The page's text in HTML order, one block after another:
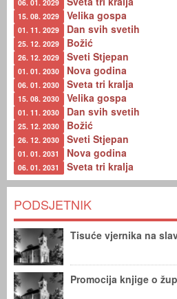
06. 01. 2029
15. 08. 2029 Velika gospa
01. 11. 2029 Dan svih svetih
25. 12. 2029 Božić
26. 12. 2029 Sveti Stjepan
01. 01. 2030 Nova godina
06. 01. 2030 Sveta tri kralja
15. 08. 2030 Velika gospa
01. 11. 2030 Dan svih svetih
25. 12. 2030 Božić
26. 12. 2030 Sveti Stjepan
01. 01. 2031 Nova godina
06. 01. 2031 Sveta tri kralja
PODSJETNIK
Tisuće vjernika na
Promocija knjige o